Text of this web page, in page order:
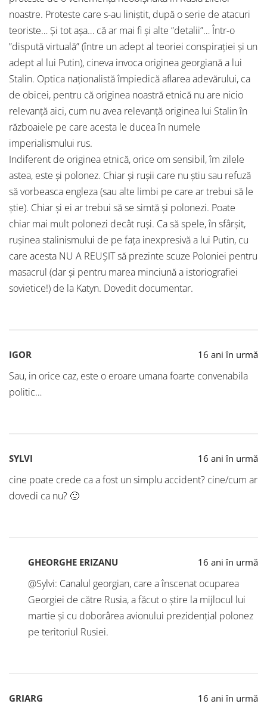
noastre. Proteste care s-au liniștit, după o serie de atacuri
teoriste… Și tot așa… că ar mai fi și alte ”detalii”… Într-o
”dispută virtuală” (între un adept al teoriei conspirației și un
adept al lui Putin), cineva invoca originea georgiană a lui
Stalin. Optica naționalistă împiedică aflarea adevărului, ca
de obicei, pentru că originea noastră etnică nu are nicio
relevanță aici, cum nu avea relevanță originea lui Stalin în
războaiele pe care acesta le ducea în numele
imperialismului rus.
Indiferent de originea etnică, orice om sensibil, îm zilele
astea, este și polonez. Chiar și rușii care nu știu sau refuză
să vorbeasca engleza (sau alte limbi pe care ar trebui să le
știe). Chiar și ei ar trebui să se simtă și polonezi. Poate
chiar mai mult polonezi decât ruși. Ca să spele, în sfârșit,
rușinea stalinismului de pe fața inexpresivă a lui Putin, cu
care acesta NU A REUȘIT să prezinte scuze Poloniei pentru
masacrul (dar și pentru marea minciună a istoriografiei
sovietice!) de la Katyn. Dovedit documentar.
IGOR 16 ani în urmă
Sau, in orice caz, este o eroare umana foarte convenabila
politic…
SYLVI 16 ani în urmă
cine poate crede ca a fost un simplu accident? cine/cum ar
dovedi ca nu? 🙁
GHEORGHE ERIZANU 16 ani în urmă
@Sylvi: Canalul georgian, care a înscenat ocuparea
Georgiei de către Rusia, a făcut o știre la mijlocul lui
martie și cu doborârea avionului prezidențial polonez
pe teritoriul Rusiei.
GRIARG 16 ani în urmă